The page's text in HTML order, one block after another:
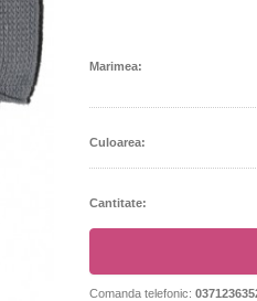
Marimea:
Culoarea:
Cantitate:
Comanda telefonic: